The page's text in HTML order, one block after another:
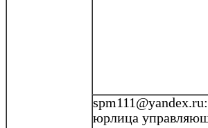
spm111@yandex.ru
юрлица